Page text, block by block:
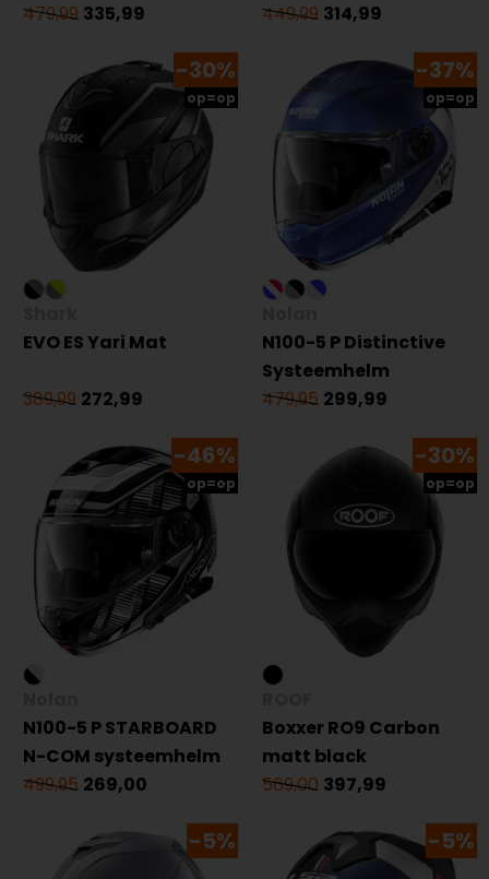
479,99 335,99
449,99 314,99
-30%
op=op
EVO ES Yari Mat
389,99 272,99
-37%
op=op
N100-5 P Distinctive
Systeemhelm
479,95 299,99
-46%
op=op
N100-5 P STARBOARD
N-COM systeemhelm
499,95 269,00
-30%
op=op
Boxxer RO9 Carbon
matt black
569,00 397,99
-5% -5%